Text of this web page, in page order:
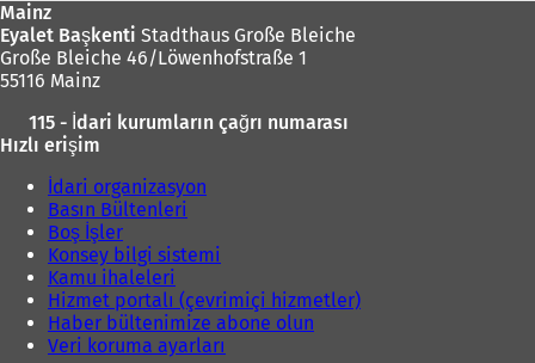
Mainz
Eyalet Başkenti Stadthaus Große Bleiche
Große Bleiche 46/Löwenhofstraße 1
55116 Mainz
115 - İdari kurumların çağrı numarası
Hızlı erişim
İdari organizasyon
Basın Bültenleri
Boş İşler
Konsey bilgi sistemi
Kamu ihaleleri
Hizmet portalı (çevrimiçi hizmetler)
Haber bültenimize abone olun
Veri koruma ayarları